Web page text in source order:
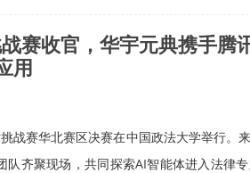
NEWSWIRE) -- Qubic has p...…
赛收官，华宇元典携手腾
用
赛华北赛区决赛在中国政法大学举行。
队齐聚现场，共同探索AI智能体进入法律